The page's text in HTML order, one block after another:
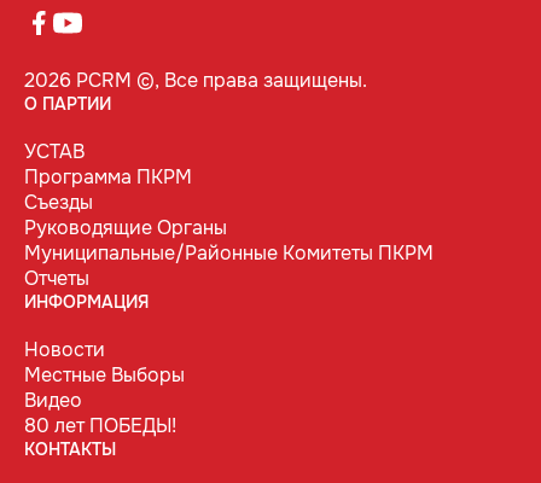
2026 PCRM ©, Все права защищены.
О ПАРТИИ
УСТАВ
Программа ПКРМ
Съезды
Руководящие Органы
Муниципальные/Районные Комитеты ПКРМ
Отчеты
ИНФОРМАЦИЯ
Новости
Местные Выборы
Видео
80 лет ПОБЕДЫ!
КОНТАКТЫ